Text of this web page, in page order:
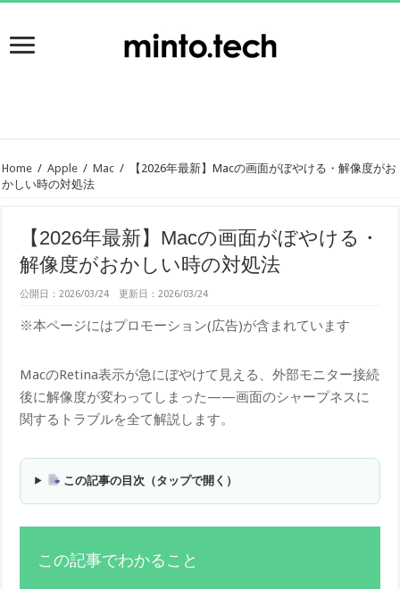
Home / Apple / Mac /
【2026年最新】Macの画面がぼやける・解像度がお
かしい時の対処法
【2026年最新】Macの画面がぼやける・
解像度がおかしい時の対処法
公開日：2026/03/24 更新日：2026/03/24
※本ページにはプロモーション(広告)が含まれています
MacのRetina表示が急にぼやけて見える、外部モニター接続
後に解像度が変わってしまった——画面のシャープネスに
関するトラブルを全て解説します。
この記事の目次（タップで開く）
この記事でわかること